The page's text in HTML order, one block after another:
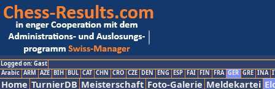
Logged on: Gast
Arabic ARM AZE BIH BUL CAT CHN CRO CZE DEN ENG ESP FAI FIN FRA GER GRE INA
Home TurnierDB Meisterschaft Foto-Galerie Meldekartei